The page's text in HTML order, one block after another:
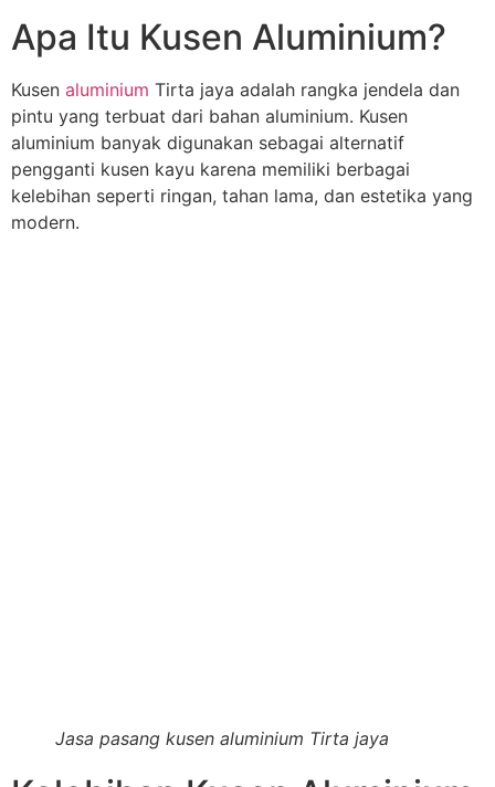
Apa Itu Kusen Aluminium?
Kusen aluminium Tirta jaya adalah rangka jendela dan
pintu yang terbuat dari bahan aluminium. Kusen
aluminium banyak digunakan sebagai alternatif
pengganti kusen kayu karena memiliki berbagai
kelebihan seperti ringan, tahan lama, dan estetika yang
modern.
Jasa pasang kusen aluminium Tirta jaya